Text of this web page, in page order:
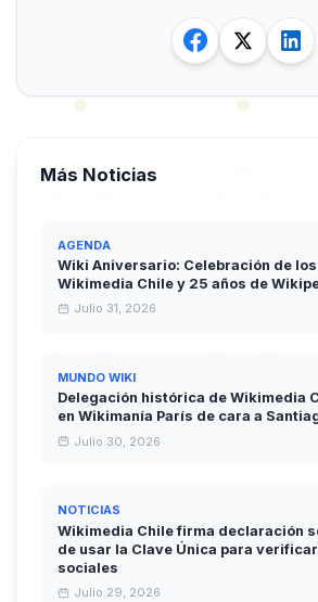
Más Noticias
AGENDA
Wiki Aniversario: Celebración de los
Wikimedia Chile y 25 años de
Julio 31, 2026
MUNDO WIKI
Delegación histórica de Wikimedia
en Wikimanía París de cara a
Julio 30, 2026
NOTICIAS
Wikimedia Chile firma declaración
de usar la Clave Única para
sociales
Julio 29, 2026